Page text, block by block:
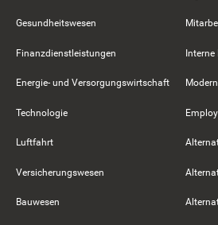
Gesundheitswesen
Finanzdienstleistungen
Energie- und Versorgungswirtschaft
Technologie
Luftfahrt
Versicherungswesen
Bauwesen